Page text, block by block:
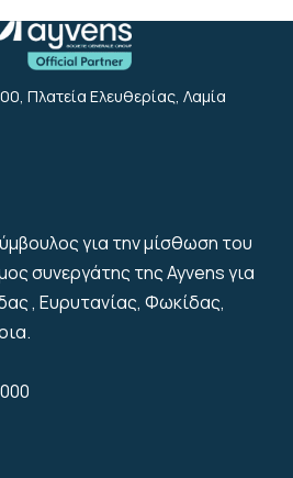
Πλατεία Ελευθερίας, Λαμία
για την μίσθωση του
συνεργάτης της Ayvens για
, Ευρυτανίας, Φωκίδας,